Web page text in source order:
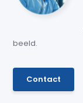
beeld.
Contact